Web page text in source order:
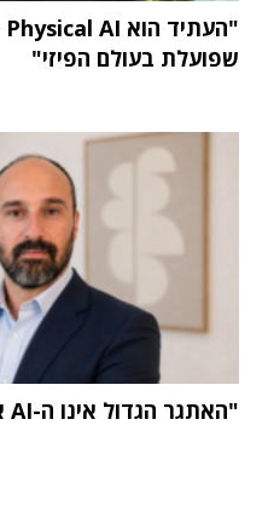
שפועלת בעולם הפיזי"
"האתגר הגדול אינו ה-AI אלא הטמעתה בארגון"